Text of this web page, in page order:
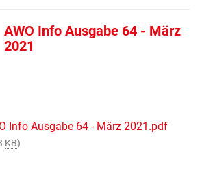
AWO Info Ausgabe 64 - März
2021
Info Ausgabe 64 - März 2021.pdf
KB)